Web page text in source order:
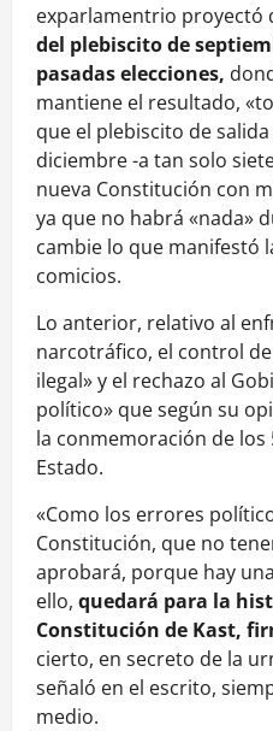
exparlamentrio proyectó
del plebiscito de
pasadas elecciones,
mantiene el resultado,
que el plebiscito de
diciembre -a tan solo
nueva Constitución con
ya que no habrá «nada»
cambie lo que manifestó
comicios.
Lo anterior, relativo al
narcotráfico, el control
ilegal» y el rechazo al
político» que según su
la conmemoración de los
Estado.
«Como los errores
Constitución, que no
aprobará, porque hay
ello, quedará para la
Constitución de Kast,
cierto, en secreto de la
señaló en el escrito,
medio.